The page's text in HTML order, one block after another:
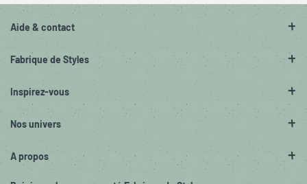
Aide & contact
Fabrique de Styles
Inspirez-vous
Nos univers
A propos